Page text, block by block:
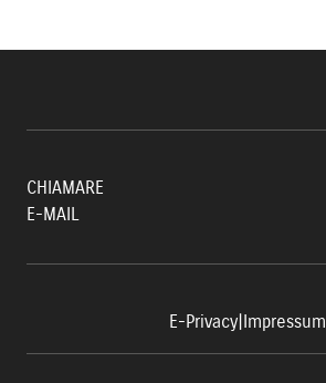
CHIAMARE
E-MAIL
E-Privacy Impressum